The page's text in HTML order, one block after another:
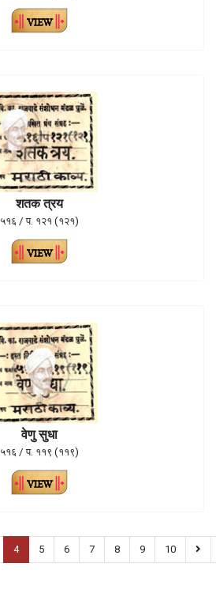
शतक त्रय
५१६ / प. १२१ (१२१)
वेणु सुधा
५१६ / प. ११९ (११९)
4 5 6 7 8 9 10